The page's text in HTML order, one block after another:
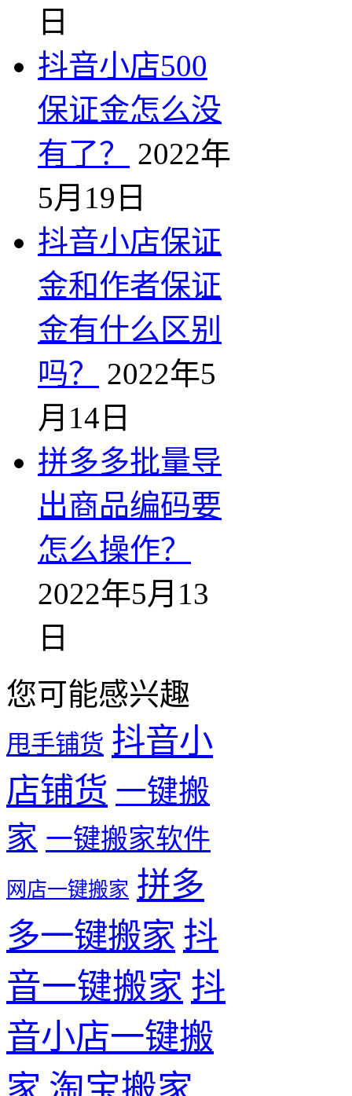
日
抖音小店500
保证金怎么没
有了？
2022年
5月19日
抖音小店保证
金和作者保证
金有什么区别
吗？
2022年5
月14日
拼多多批量导
出商品编码要
怎么操作？
2022年5月13
日
您可能感兴趣
甩手铺货 抖音小
店铺货 一键搬
家 一键搬家软件
网店一键搬家 拼多
多一键搬家 抖
音一键搬家 抖
音小店一键搬